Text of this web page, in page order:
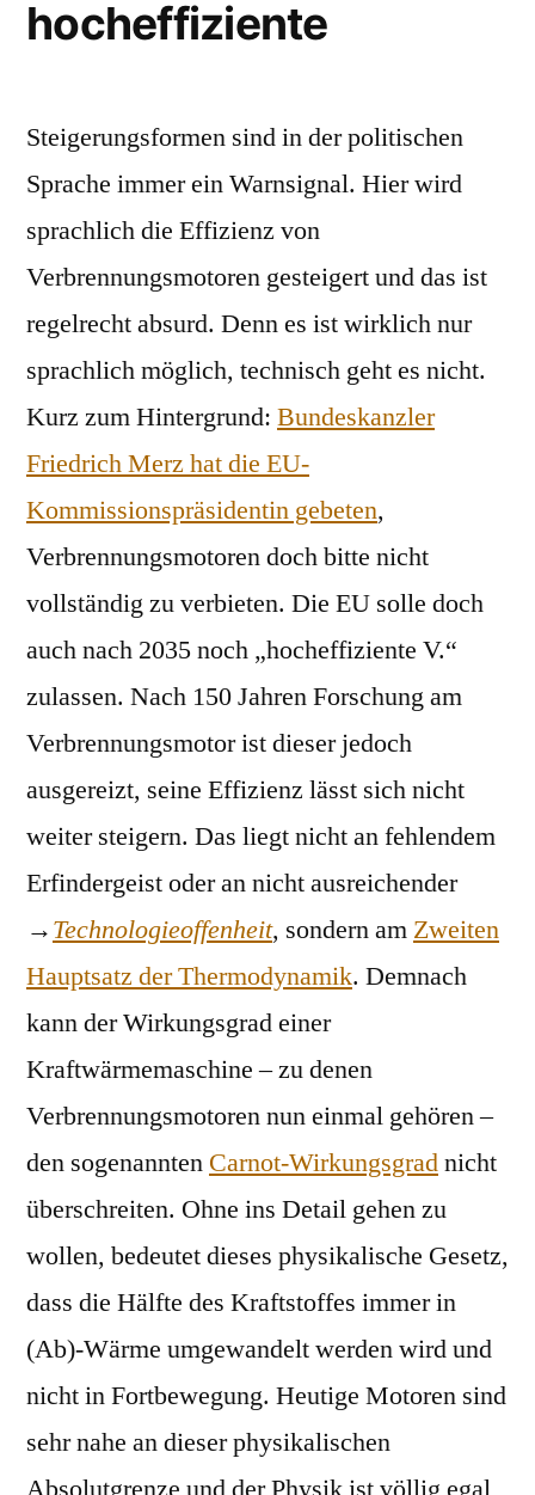
hocheffiziente
Steigerungsformen sind in der politischen
Sprache immer ein Warnsignal. Hier wird
sprachlich die Effizienz von
Verbrennungsmotoren gesteigert und das ist
regelrecht absurd. Denn es ist wirklich nur
sprachlich möglich, technisch geht es nicht.
Kurz zum Hintergrund: Bundeskanzler
Friedrich Merz hat die EU-
Kommissionspräsidentin gebeten,
Verbrennungsmotoren doch bitte nicht
vollständig zu verbieten. Die EU solle doch
auch nach 2035 noch „hocheffiziente V.“
zulassen. Nach 150 Jahren Forschung am
Verbrennungsmotor ist dieser jedoch
ausgereizt, seine Effizienz lässt sich nicht
weiter steigern. Das liegt nicht an fehlendem
Erfindergeist oder an nicht ausreichender
→Technologieoffenheit, sondern am Zweiten
Hauptsatz der Thermodynamik. Demnach
kann der Wirkungsgrad einer
Kraftwärmemaschine – zu denen
Verbrennungsmotoren nun einmal gehören –
den sogenannten Carnot-Wirkungsgradnicht
überschreiten. Ohne ins Detail gehen zu
wollen, bedeutet dieses physikalische Gesetz,
dass die Hälfte des Kraftstoffes immer in
(Ab)-Wärme umgewandelt werden wird und
nicht in Fortbewegung. Heutige Motoren sind
sehr nahe an dieser physikalischen